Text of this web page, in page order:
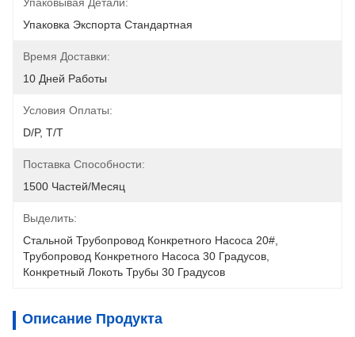
Упаковка Экспорта Стандартная
Время Доставки:
10 Дней Работы
Условия Оплаты:
D/P, T/T
Поставка Способности:
1500 Частей/месяц
Выделить:
Стальной Трубопровод Конкретного Насоса 20#
Трубопровод Конкретного Насоса 30 Градусов
Конкретный Локоть Трубы 30 Градусов
Описание Продукта